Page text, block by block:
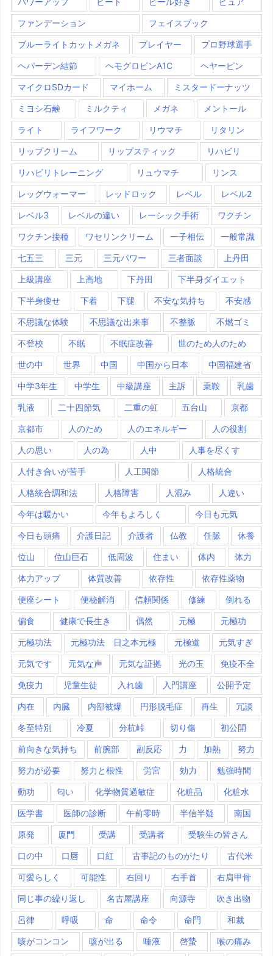
ファンデーション フェイスブック
ブルーライトカットメガネ プレイヤー プロ野球選手
ヘパーデン結節 ヘモグロビンA1C ヘヤーピン
マイクロSDカード マイホーム ミスタードーナッツ
ミヨシ石鹸 ミルクティ メガネ メントール
ライト ライフワーク リウマチ リタリン
リップクリーム リップスティック リハビリ
リハビリトレーニング リュウマチ リンス
レッグウォーマー レッドロック レベル レベル2
レベル3 レベルの違い レーシック手術 ワクチン
ワクチン接種 ワセリンクリーム 一子相伝 一般常識
七五三 三元 三元パワー 三者面談 上丹田
上級講座 上高地 下丹田 下半身ダイエット
下半身痩せ 下着 下腿 不安な気持ち 不安感
不思議な体験 不思議な出来事 不整脈 不燃ゴミ
不登校 不眠 不眠症改善 世のため人のため
世の中 世界 中国 中国から日本 中国福建省
中学3年生 中学生 中級講座 主訴 乗鞍 乳歯
乳液 二十四節気 二重の虹 五台山 京都
京都市 人のため 人のエネルギー 人の役割
人の思い 人の為 人中 人事を尽くす
人付き合いが苦手 人工関節 人格統合
人格統合調和法 人格障害 人混み 人違い
今年は暖かい 今年もよろしく 今日も元気
今日も頭痛 介護日記 介護者 仏教 任脈 休養
位山 位山巨石 低周波 住まい 体内 体力
体力アップ 体質改善 依存性 依存性薬物
便座シート 便秘解消 信頼関係 修練 倒れる
偏食 健康で長生き 偶然 元極 元極功
元極功法 元極功法 日之本元極 元極道 元気すぎ
元気です 元気な声 元気な証拠 光の玉 免疫不全
免疫力 児童生徒 入れ歯 入門講座 公開予定
内在 内臓 内部被爆 円形脱毛症 再生 冗談
冬至特別 冷夏 分杭峠 切り傷 初公開
前向きな気持ち 前腕部 副反応 力 加熱 努力
努力が必要 努力と根性 労宮 効力 勉強時間
動功 匂い 化学物質過敏症 化粧品 化粧水
医学書 医師の診断 午前零時 半信半疑 南国
原発 厦門 受講 受講者 受験生の皆さん
口の中 口唇 口紅 古事記のものがたり 古代米
可愛らしく 可能性 右回り 右手首 右肩甲骨
同じ事の繰り返し 名古屋講座 向源寺 吹き出物
呂律 呼吸 命 命令 命門 和裁
咳がコンコン 咳が出る 唾液 啓蟄 喉の痛み